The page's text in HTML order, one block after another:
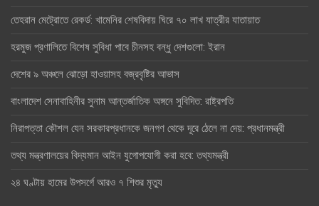
তেহরান মেট্রোতে রেকর্ড: খামেনির শেষবিদায় ঘিরে ৭০ লাখ যাত্রীর যাতায়াত
হরমুজ প্রণালিতে বিশেষ সুবিধা পাবে চীনসহ বন্ধু দেশগুলো: ইরান
দেশের ৯ অঞ্চলে ঝোড়ো হাওয়াসহ বজ্রবৃষ্টির আভাস
বাংলাদেশ সেনাবাহিনীর সুনাম আন্তর্জাতিক অঙ্গনে সুবিদিত: রাষ্ট্রপতি
নিরাপত্তা কৌশল যেন সরকারপ্রধানকে জনগণ থেকে দূরে ঠেলে না দেয়: প্রধানমন্ত্রী
তথ্য মন্ত্রণালয়ের বিদ্যমান আইন যুগোপযোগী করা হবে: তথ্যমন্ত্রী
২৪ ঘণ্টায় হামের উপসর্গে আরও ৭ শিশুর মৃত্যু